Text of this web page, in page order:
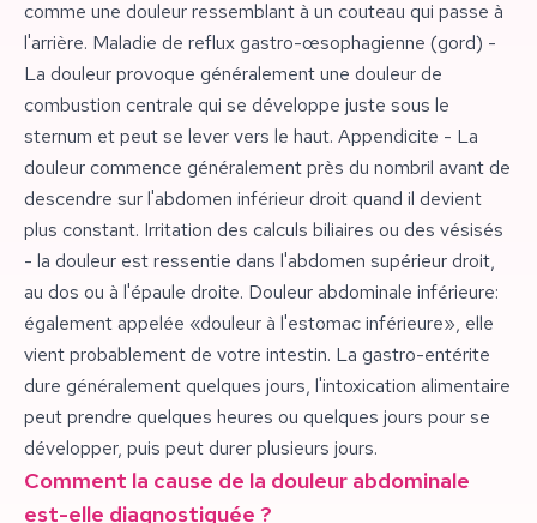
comme une douleur ressemblant à un couteau qui passe à
l'arrière. Maladie de reflux gastro-œsophagienne (gord) -
La douleur provoque généralement une douleur de
combustion centrale qui se développe juste sous le
sternum et peut se lever vers le haut. Appendicite - La
douleur commence généralement près du nombril avant de
descendre sur l'abdomen inférieur droit quand il devient
plus constant. Irritation des calculs biliaires ou des vésisés
- la douleur est ressentie dans l'abdomen supérieur droit,
au dos ou à l'épaule droite. Douleur abdominale inférieure:
également appelée «douleur à l'estomac inférieure», elle
vient probablement de votre intestin. La gastro-entérite
dure généralement quelques jours, l'intoxication alimentaire
peut prendre quelques heures ou quelques jours pour se
développer, puis peut durer plusieurs jours.
Comment la cause de la douleur abdominale
est-elle diagnostiquée ?